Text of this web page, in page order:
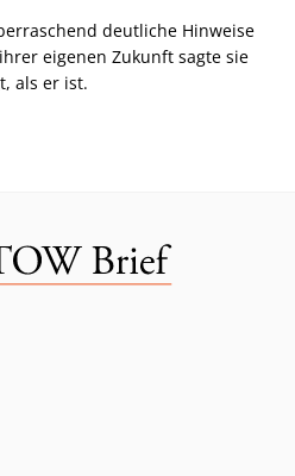
deutliche Hinweise
eigenen Zukunft sagte sie
als er ist.